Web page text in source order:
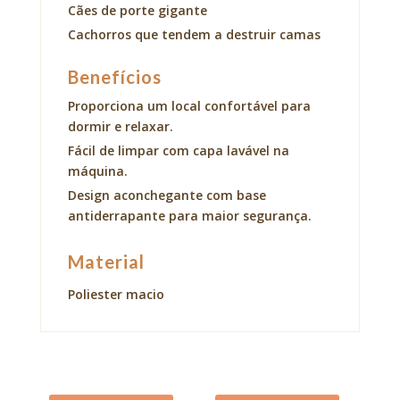
Cães de porte gigante
Cachorros que tendem a destruir camas
Benefícios
Proporciona um local confortável para
dormir e relaxar.
Fácil de limpar com capa lavável na
máquina.
Design aconchegante com base
antiderrapante para maior segurança.
Material
Poliester macio